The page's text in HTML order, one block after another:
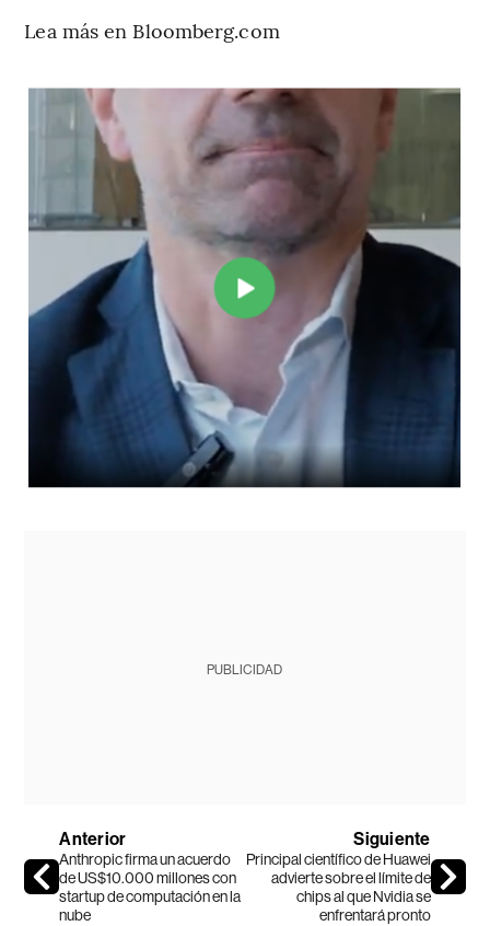
Lea más en Bloomberg.com
PUBLICIDAD
Anterior
Anthropic firma un acuerdo
de US$10.000 millones con
startup de computación en la
nube
Siguiente
Principal científico de Huawei
advierte sobre el límite de
chips al que Nvidia se
enfrentará pronto